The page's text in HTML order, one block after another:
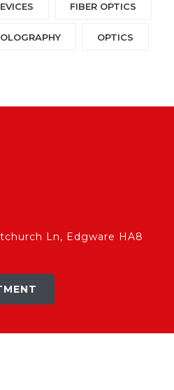
FIBER OPTICS‎
OPTICS‎
Ln, Edgware HA8